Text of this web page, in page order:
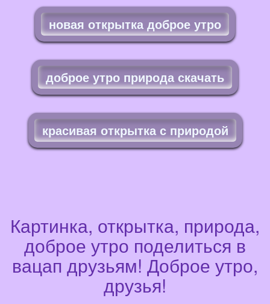
новая открытка доброе утро
доброе утро природа скачать
красивая открытка с природой
Картинка, открытка, природа,
доброе утро поделиться в
вацап друзьям! Доброе утро,
друзья!